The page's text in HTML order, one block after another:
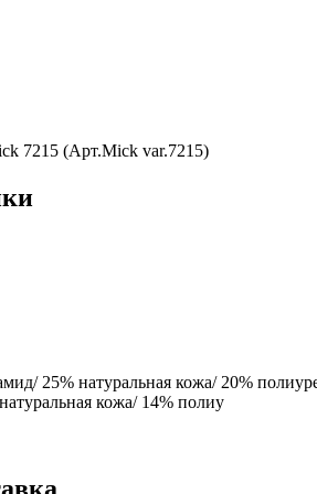
7215 (Арт.Mick var.7215)
25% натуральная кожа/ 20%
кожа/ 14% полиу